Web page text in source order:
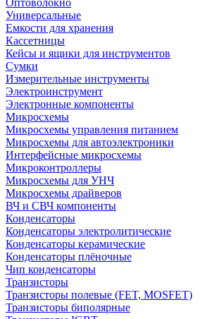
Оптоволокно
Универсальные
Емкости для хранения
Кассетницы
Кейсы и ящики для инструментов
Сумки
Измерительные инструменты
Электроинструмент
Электронные компоненты
Микросхемы
Микросхемы управления питанием
Микросхемы для автоэлектроники
Интерфейсные микросхемы
Микроконтроллеры
Микросхемы для УНЧ
Микросхемы драйверов
ВЧ и СВЧ компоненты
Конденсаторы
Конденсаторы электролитические
Конденсаторы керамические
Конденсаторы плёночные
Чип конденсаторы
Транзисторы
Транзисторы полевые (FET, MOSFET)
Транзисторы биполярные